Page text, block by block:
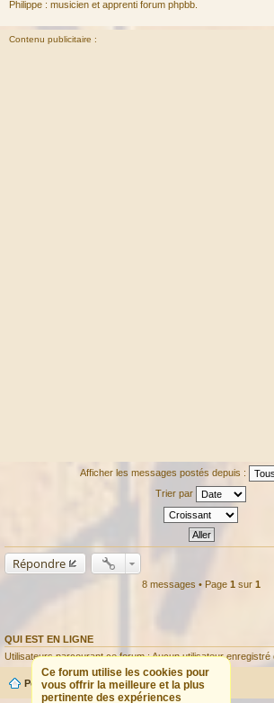
Philippe : musicien et apprenti forum phpbb.
Contenu publicitaire :
Afficher les messages postés depuis :
Trier par
Répondre
8 messages • Page 1 sur 1
QUI EST EN LIGNE
Utilisateurs parcourant ce forum : Aucun utilisateur enregistré
Ce forum utilise les cookies pour
vous offrir la meilleure et la plus
pertinente des expériences
Portail Forum